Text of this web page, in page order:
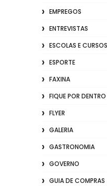
EMPREGOS
ENTREVISTAS
ESCOLAS E CURSOS
ESPORTE
FAXINA
FIQUE POR DENTRO
FLYER
GALERIA
GASTRONOMIA
GOVERNO
GUIA DE COMPRAS